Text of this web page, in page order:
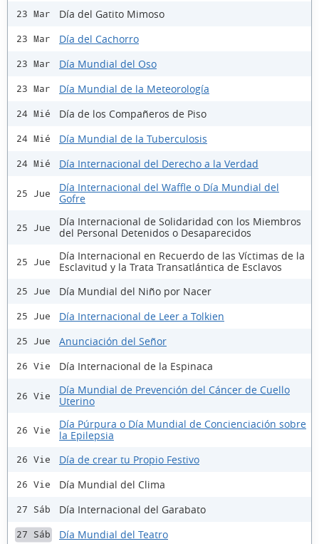
23 Mar Día del Gatito Mimoso
23 Mar Día del Cachorro
23 Mar Día Mundial del Oso
23 Mar Día Mundial de la Meteorología
24 Mié Día de los Compañeros de Piso
24 Mié Día Mundial de la Tuberculosis
24 Mié Día Internacional del Derecho a la Verdad
25 Jue
Día Internacional del Waffle o Día Mundial del
Gofre
25 Jue
Día Internacional de Solidaridad con los Miembros
del Personal Detenidos o Desaparecidos
25 Jue
Día Internacional en Recuerdo de las Víctimas de la
Esclavitud y la Trata Transatlántica de Esclavos
25 Jue Día Mundial del Niño por Nacer
25 Jue Día Internacional de Leer a Tolkien
25 Jue Anunciación del Señor
26 Vie Día Internacional de la Espinaca
26 Vie
Día Mundial de Prevención del Cáncer de Cuello
Uterino
26 Vie
Día Púrpura o Día Mundial de Concienciación sobre
la Epilepsia
26 Vie Día de crear tu Propio Festivo
26 Vie Día Mundial del Clima
27 Sáb Día Internacional del Garabato
27 Sáb Día Mundial del Teatro